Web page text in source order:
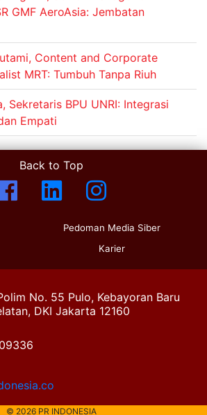
GMF AeroAsia: Jembatan
Content and Corporate
MRT: Tumbuh Tanpa Riuh
Sekretaris BPU UNRI: Integrasi
Empati
Back to Top
Pedoman Media Siber
Karier
No. 55 Pulo, Kebayoran Baru
DKI Jakarta 12160
© 2026 PR INDONESIA